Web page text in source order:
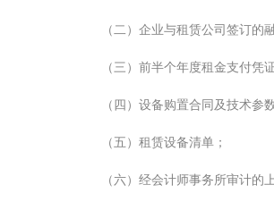
（二）企业与租赁公司签订的
（三）前半个年度租金支付凭
（四）设备购置合同及技术参
（五）租赁设备清单；
（六）经会计师事务所审计的